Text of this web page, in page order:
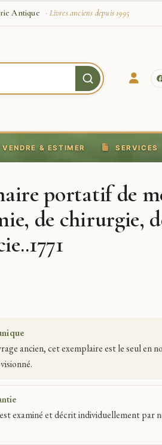
Antique · Livres anciens depuis 1995
VENDRE & ESTIMER SERVICES
portatif de
de chirurgie,
ancien, cet exemplaire est le seul en
examiné et décrit individuellement par